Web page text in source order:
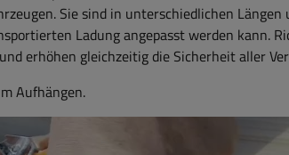
Sie sind in unterschiedlichen Längen
Ladung angepasst werden kann.
und erhöhen gleichzeitig die Sicherheit aller
Aufhängen.